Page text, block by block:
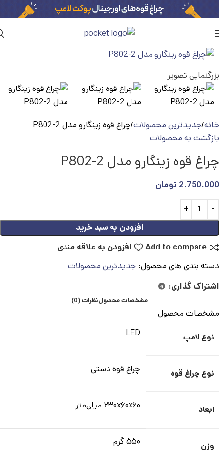
بزرگنمایی تصویر
خانه جدیدترین محصولات چراغ قوه زینگارو مدل P802-2
بازگشت به محصولات
چراغ قوه زینگارو مدل P802-2
2.750.000 تومان
افزودن به سبد خرید
Add to compare
افزودن به علاقه مندی
دسته بندی های محصول: جدیدترین محصولات
اشتراک گذاری:
مشخصات محصولنظرات (0)
مشخصات محصول
نوع لامپ LED
نوع چراغ قوه چراغ قوه دستی
ابعاد ۲۳۰x۶۰x۶۰ میلی‌متر
وزن ۵۵۰ گرم